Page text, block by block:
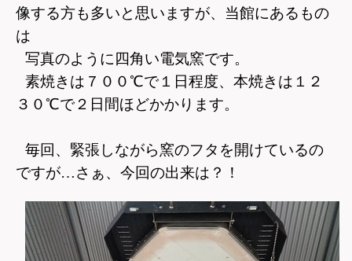
像する方も多いと思いますが、当館にあるもの
は
写真のように四角い電気窯です。
素焼きは７００℃で１日程度、本焼きは１２
３０℃で２日間ほどかかります。
毎回、緊張しながら窯のフタを開けているの
ですが…さぁ、今回の出来は？！